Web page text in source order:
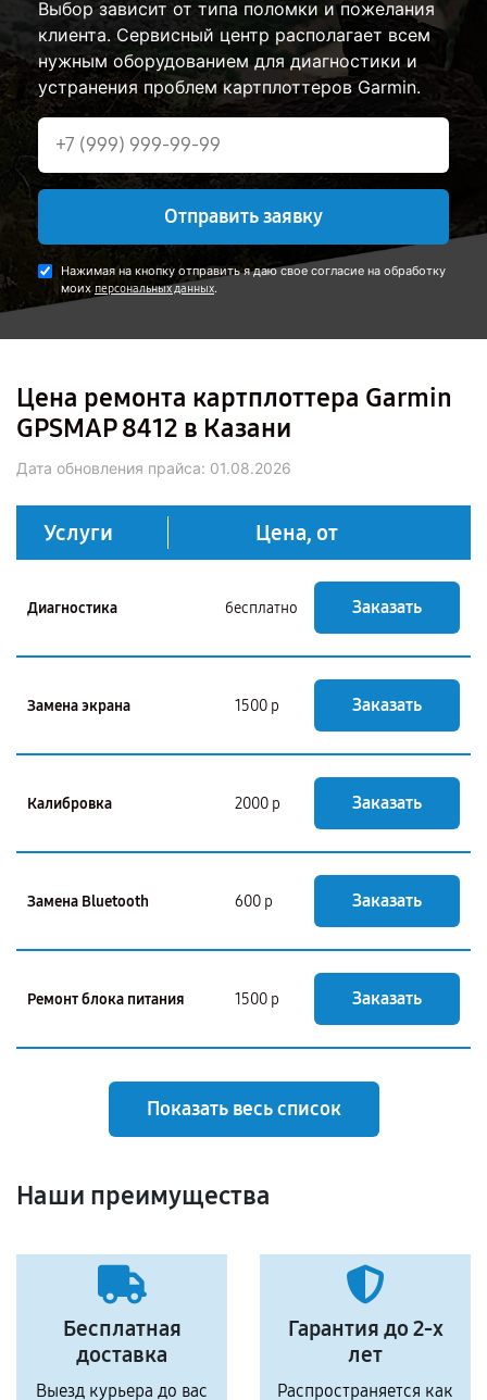
Выбор зависит от типа поломки и пожелания
клиента. Сервисный центр располагает всем
нужным оборудованием для диагностики и
устранения проблем картплоттеров Garmin.
Отправить заявку
Нажимая на кнопку отправить я даю свое согласие на обработку
моих персональных данных.
Цена ремонта картплоттера Garmin
GPSMAP 8412 в Казани
Дата обновления прайса: 01.08.2026
Услуги Цена, от
Диагностика бесплатно Заказать
Замена экрана 1500 р Заказать
Калибровка 2000 р Заказать
Замена Bluetooth 600 р Заказать
Ремонт блока питания 1500 р Заказать
Показать весь список
Наши преимущества
Бесплатная
доставка
Выезд курьера до вас
Гарантия до 2-х
лет
Распространяется как